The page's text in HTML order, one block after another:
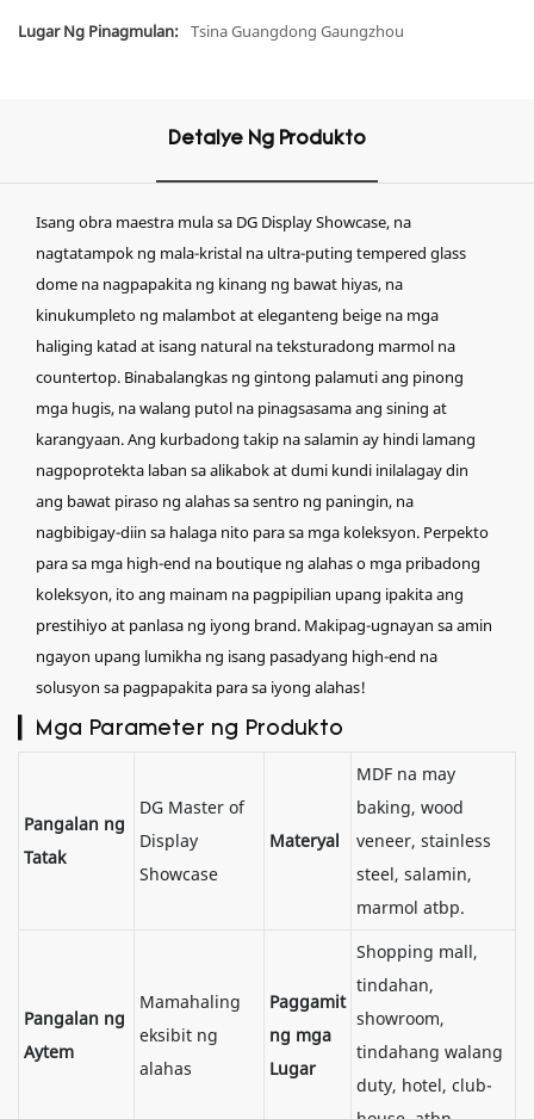
Lugar Ng Pinagmulan: Tsina Guangdong Gaungzhou
Detalye Ng Produkto
Isang obra maestra mula sa DG Display Showcase, na
nagtatampok ng mala-kristal na ultra-puting tempered glass
dome na nagpapakita ng kinang ng bawat hiyas, na
kinukumpleto ng malambot at eleganteng beige na mga
haliging katad at isang natural na teksturadong marmol na
countertop. Binabalangkas ng gintong palamuti ang pinong
mga hugis, na walang putol na pinagsasama ang sining at
karangyaan. Ang kurbadong takip na salamin ay hindi lamang
nagpoprotekta laban sa alikabok at dumi kundi inilalagay din
ang bawat piraso ng alahas sa sentro ng paningin, na
nagbibigay-diin sa halaga nito para sa mga koleksyon. Perpekto
para sa mga high-end na boutique ng alahas o mga pribadong
koleksyon, ito ang mainam na pagpipilian upang ipakita ang
prestihiyo at panlasa ng iyong brand. Makipag-ugnayan sa amin
ngayon upang lumikha ng isang pasadyang high-end na
solusyon sa pagpapakita para sa iyong alahas!
▎Mga Parameter ng Produkto
Pangalan ng
Tatak
DG Master of
Display
Showcase
Materyal
MDF na may
baking, wood
veneer, stainless
steel, salamin,
marmol atbp.
Pangalan ng
Aytem
Mamahaling
eksibit ng
alahas
Paggamit
ng mga
Lugar
Shopping mall,
tindahan,
showroom,
tindahang walang
duty, hotel, club-